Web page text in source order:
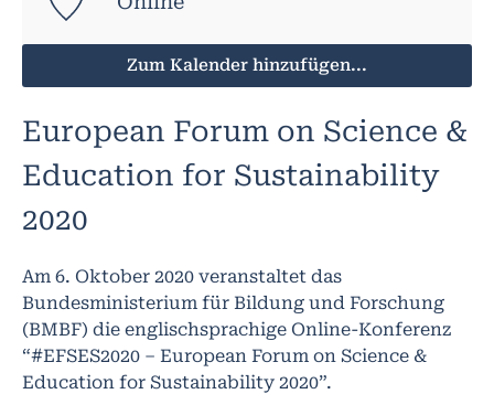
Zum Kalender hinzufügen...
European Forum on Science &
Education for Sustainability
2020
Am 6. Oktober 2020 veranstaltet das
Bundesministerium für Bildung und Forschung
(BMBF) die englischsprachige Online-Konferenz
“#EFSES2020 – European Forum on Science &
Education for Sustainability 2020”.